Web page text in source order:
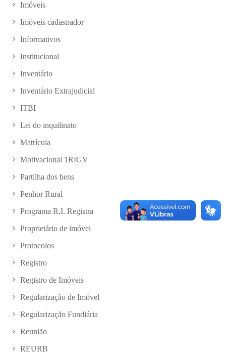
Imóveis
Imóveis cadastrador
Informativos
Institucional
Inventário
Inventário Extrajudicial
ITBI
Lei do inquilinato
Matrícula
Motivacional 1RIGV
Partilha dos bens
Penhor Rural
Programa R.I. Registra
Proprietário de imóvel
Protocolos
Registro
Registro de Imóveis
Regularização de Imóvel
Regularização Fundiária
Reunião
REURB